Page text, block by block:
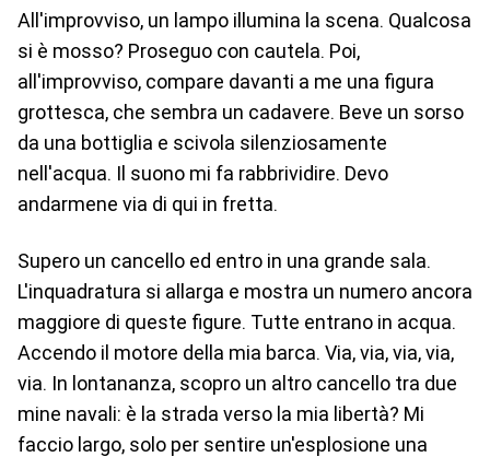
All'improvviso, un lampo illumina la scena. Qualcosa
si è mosso? Proseguo con cautela. Poi,
all'improvviso, compare davanti a me una figura
grottesca, che sembra un cadavere. Beve un sorso
da una bottiglia e scivola silenziosamente
nell'acqua. Il suono mi fa rabbrividire. Devo
andarmene via di qui in fretta.
Supero un cancello ed entro in una grande sala.
L'inquadratura si allarga e mostra un numero ancora
maggiore di queste figure. Tutte entrano in acqua.
Accendo il motore della mia barca. Via, via, via, via,
via. In lontananza, scopro un altro cancello tra due
mine navali: è la strada verso la mia libertà? Mi
faccio largo, solo per sentire un'esplosione una